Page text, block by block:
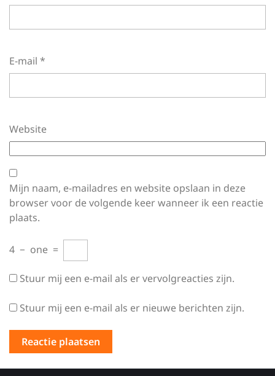
E-mail *
Website
Mijn naam, e-mailadres en website opslaan in deze
browser voor de volgende keer wanneer ik een reactie
plaats.
4 − one =
Stuur mij een e-mail als er vervolgreacties zijn.
Stuur mij een e-mail als er nieuwe berichten zijn.